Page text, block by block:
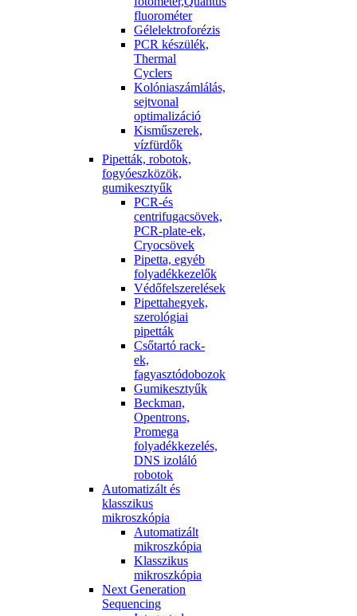
fluorométer
Gélelektroforézis
PCR készülék,
Thermal
Cyclers
Kolóniaszámlálás,
sejtvonal
optimalizáció
Kisműszerek,
vízfürdők
Pipetták, robotok,
fogyóeszközök,
gumikesztyűk
PCR-és
centrifugacsövek,
PCR-plate-ek,
Cryocsövek
Pipetta, egyéb
folyadékkezelők
Védőfelszerelések
Pipettahegyek,
szerológiai
pipetták
Csőtartó rack-
ek,
fagyasztódobozok
Gumikesztyűk
Beckman,
Opentrons,
Promega
folyadékkezelés,
DNS izoláló
robotok
Automatizált és
klasszikus
mikroszkópia
Automatizált
mikroszkópia
Klasszikus
mikroszkópia
Next Generation
Sequencing